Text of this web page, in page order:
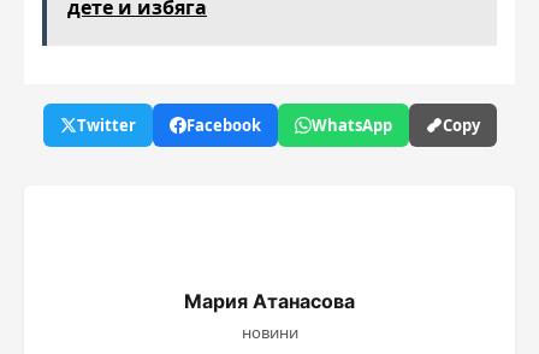
дете и избяга
Twitter Facebook WhatsApp Copy
Мария Атанасова
новини